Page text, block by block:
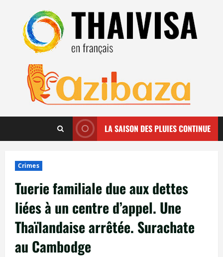
contenu
LA SAISON DES PLUIES CONTINUE
Crimes
Tuerie familiale due aux dettes
liées à un centre d’appel. Une
Thaïlandaise arrêtée. Surachate
au Cambodge